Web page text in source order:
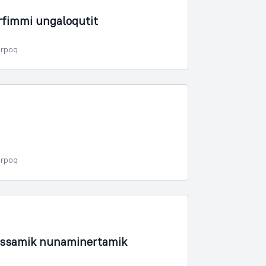
ungaloqutit
nunaminertamik